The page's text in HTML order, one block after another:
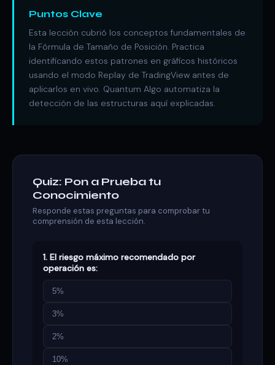
Puntos Clave
Esta lección cubrió los conceptos fundamentales de
la Fórmula de Tamaño de Posición. Practica
identificando estos patrones en gráficos históricos
usando el modo Replay de TradingView antes de
aplicarlos en vivo. Quantum Algo automatiza la
detección de las estructuras aquí explicadas.
Quiz: Pon a Prueba tu
Conocimiento
Responde estas preguntas para comprobar tu
comprensión de esta lección.
1. El riesgo máximo recomendado por
operación es:
5%
3%
2%
10%